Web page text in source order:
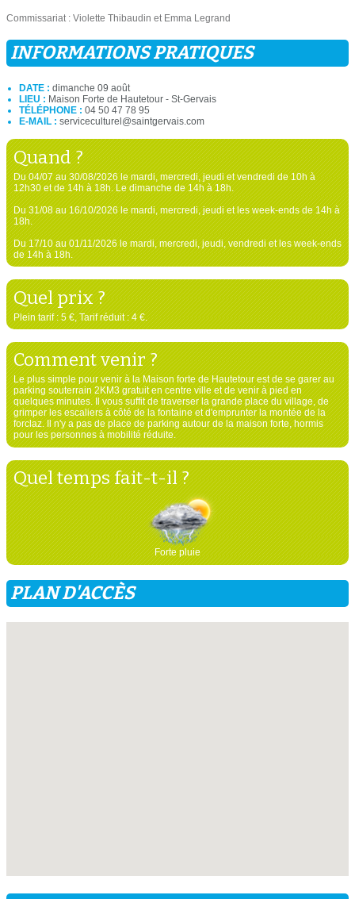
Commissariat : Violette Thibaudin et Emma Legrand
INFORMATIONS PRATIQUES
DATE : dimanche 09 août
LIEU : Maison Forte de Hautetour - St-Gervais
TÉLÉPHONE : 04 50 47 78 95
E-MAIL : serviceculturel@saintgervais.com
Quand ?
Du 04/07 au 30/08/2026 le mardi, mercredi, jeudi et vendredi de 10h à
12h30 et de 14h à 18h. Le dimanche de 14h à 18h.
Du 31/08 au 16/10/2026 le mardi, mercredi, jeudi et les week-ends de 14h à
18h.
Du 17/10 au 01/11/2026 le mardi, mercredi, jeudi, vendredi et les week-ends
de 14h à 18h.
Quel prix ?
Plein tarif : 5 €, Tarif réduit : 4 €.
Comment venir ?
Le plus simple pour venir à la Maison forte de Hautetour est de se garer au
parking souterrain 2KM3 gratuit en centre ville et de venir à pied en
quelques minutes. Il vous suffit de traverser la grande place du village, de
grimper les escaliers à côté de la fontaine et d'emprunter la montée de la
forclaz. Il n'y a pas de place de parking autour de la maison forte, hormis
pour les personnes à mobilité réduite.
Quel temps fait-t-il ?
Forte pluie
PLAN D'ACCÈS